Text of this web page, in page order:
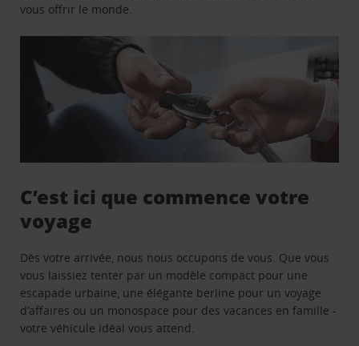
vous offrir le monde.
C’est ici que commence votre
voyage
Dès votre arrivée, nous nous occupons de vous. Que vous
vous laissiez tenter par un modèle compact pour une
escapade urbaine, une élégante berline pour un voyage
d’affaires ou un monospace pour des vacances en famille -
votre véhicule idéal vous attend.